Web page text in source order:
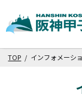
TOP / インフォメーシ